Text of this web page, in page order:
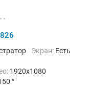
Экран: Есть
1920x1080
°